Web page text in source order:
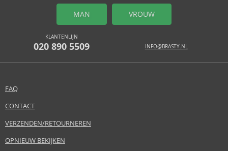
MAN VROUW
KLANTENLIJN
020 890 5509 INFO@BRASTY.NL
FAQ
CONTACT
VERZENDEN/RETOURNEREN
OPNIEUW BEKIJKEN